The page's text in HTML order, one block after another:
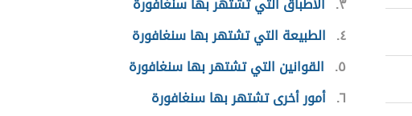
٤ الطبيعة التي تشتهر بها سنغافورة
٥ القوانين التي تشتهر بها سنغافورة
٦ أمور أخرى تشتهر بها سنغافورة